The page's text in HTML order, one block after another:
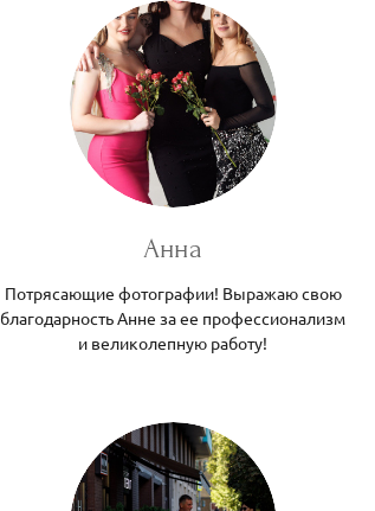
Анна
Потрясающие фотографии! Выражаю свою
благодарность Анне за ее профессионализм
и великолепную работу!